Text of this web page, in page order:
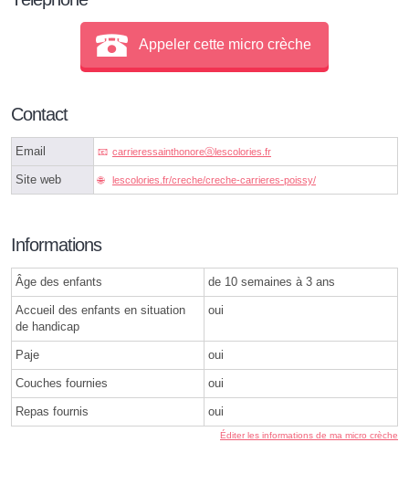
Appeler cette micro crèche
Contact
Email carrieressainthonoreⓐlescolories.fr
Site web lescolories.fr/creche/creche-carrieres-poissy/
Informations
Âge des enfants de 10 semaines à 3 ans
Accueil des enfants en situation
de handicap
oui
Paje oui
Couches fournies oui
Repas fournis oui
Éditer les informations de ma micro crèche